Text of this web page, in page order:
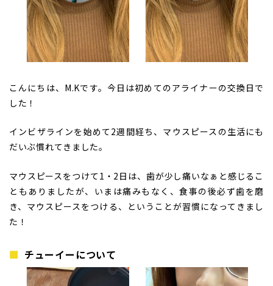
こんにちは、M.Kです。今日は初めてのアライナーの交換日で
した！
インビザラインを始めて2週間経ち、マウスピースの生活にも
だいぶ慣れてきました。
マウスピースをつけて1・2日は、歯が少し痛いなぁと感じるこ
ともありましたが、いまは痛みもなく、食事の後必ず歯を磨
き、マウスピースをつける、ということが習慣になってきまし
た！
チューイーについて